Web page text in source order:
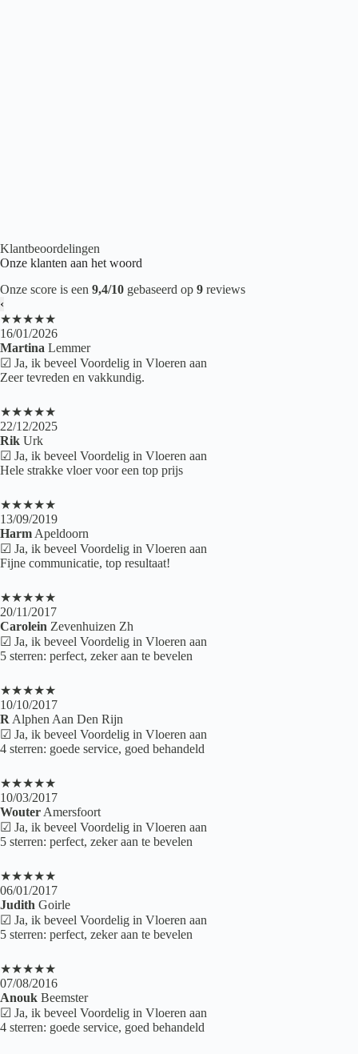
Klantbeoordelingen
Onze klanten aan het woord
Onze score is een 9,4/10 gebaseerd op 9 reviews
‹
★★★★★
16/01/2026
Martina Lemmer
☑ Ja, ik beveel Voordelig in Vloeren aan
Zeer tevreden en vakkundig.
★★★★★
22/12/2025
Rik Urk
☑ Ja, ik beveel Voordelig in Vloeren aan
Hele strakke vloer voor een top prijs
★★★★★
13/09/2019
Harm Apeldoorn
☑ Ja, ik beveel Voordelig in Vloeren aan
Fijne communicatie, top resultaat!
★★★★★
20/11/2017
Carolein Zevenhuizen Zh
☑ Ja, ik beveel Voordelig in Vloeren aan
5 sterren: perfect, zeker aan te bevelen
★★★★★
10/10/2017
R Alphen Aan Den Rijn
☑ Ja, ik beveel Voordelig in Vloeren aan
4 sterren: goede service, goed behandeld
★★★★★
10/03/2017
Wouter Amersfoort
☑ Ja, ik beveel Voordelig in Vloeren aan
5 sterren: perfect, zeker aan te bevelen
★★★★★
06/01/2017
Judith Goirle
☑ Ja, ik beveel Voordelig in Vloeren aan
5 sterren: perfect, zeker aan te bevelen
★★★★★
07/08/2016
Anouk Beemster
☑ Ja, ik beveel Voordelig in Vloeren aan
4 sterren: goede service, goed behandeld